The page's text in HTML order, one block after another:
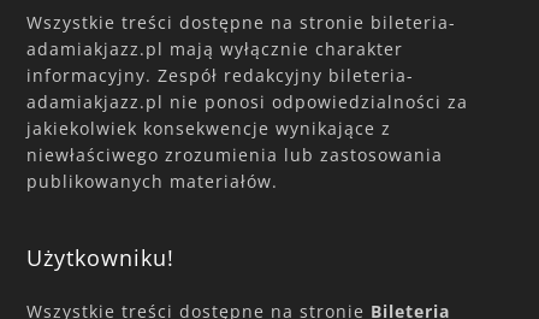
Wszystkie treści dostępne na stronie bileteria-
adamiakjazz.pl mają wyłącznie charakter
informacyjny. Zespół redakcyjny bileteria-
adamiakjazz.pl nie ponosi odpowiedzialności za
jakiekolwiek konsekwencje wynikające z
niewłaściwego zrozumienia lub zastosowania
publikowanych materiałów.
Użytkowniku!
Wszystkie treści dostępne na stronie Bileteria